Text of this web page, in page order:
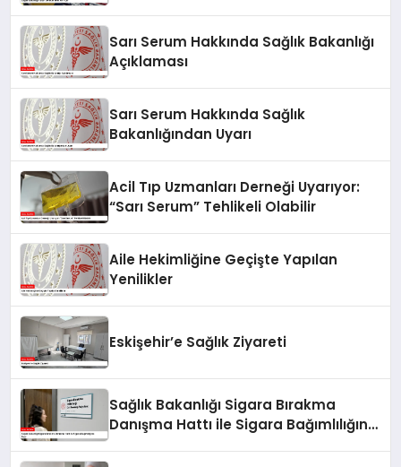
Sarı Serum Hakkında Sağlık Bakanlığı
Açıklaması
Sarı Serum Hakkında Sağlık
Bakanlığından Uyarı
Acil Tıp Uzmanları Derneği Uyarıyor:
“Sarı Serum” Tehlikeli Olabilir
Aile Hekimliğine Geçişte Yapılan
Yenilikler
Eskişehir’e Sağlık Ziyareti
Sağlık Bakanlığı Sigara Bırakma
Danışma Hattı ile Sigara Bağımlılığına